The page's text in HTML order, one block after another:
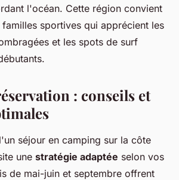
l'océan. Cette région convient
sportives qui apprécient les
et les spots de surf
: conseils et
séjour en camping sur la côte
une stratégie adaptée selon vos
de mai-juin et septembre offrent